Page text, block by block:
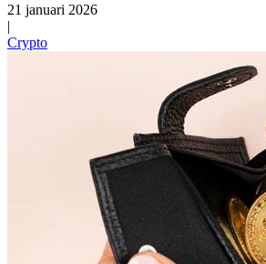
21 januari 2026
|
Crypto